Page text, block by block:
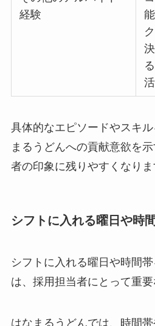
経験
具体的なエピソードやスキ
まるうどんへの貢献意欲を
者の印象に残りやすくなりま
シフトに入れる曜日や時
シフトに入れる曜日や時間
は、採用担当者にとって重要
はなまるうどんでは、時間